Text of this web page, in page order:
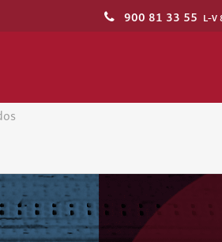
900 81 33 55 L-V